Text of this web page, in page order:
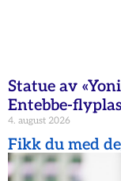
Statue av
Entebbe-
4. august 2026
Fikk du med